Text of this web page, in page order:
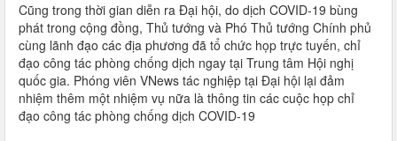
Cũng trong thời gian diễn ra Đại hội, do dịch COVID-19 bùng
phát trong cộng đồng, Thủ tướng và Phó Thủ tướng Chính phủ
cùng lãnh đạo các địa phương đã tổ chức họp trực tuyến, chỉ
đạo công tác phòng chống dịch ngay tại Trung tâm Hội nghị
quốc gia. Phóng viên VNews tác nghiệp tại Đại hội lại đảm
nhiệm thêm một nhiệm vụ nữa là thông tin các cuộc họp chỉ
đạo công tác phòng chống dịch COVID-19